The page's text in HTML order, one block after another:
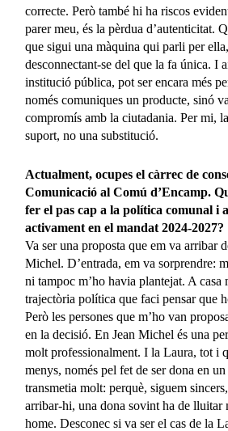
correcte. Però també hi ha riscos
parer meu, és la pèrdua d’autenticitat.
que sigui una màquina qui parli per
desconnectant-se del que la fa única. I
institució pública, pot ser encara més
només comuniques un producte, sinó
compromís amb la ciutadania. Per mi,
suport, no una substitució.
Actualment, ocupesel càrrec de
Comunicació al Comú d’Encamp.
fer el pas cap a la política comunal i
activament en el mandat 2024-2027?
Va ser una proposta que em va arribar
Michel. D’entrada, em va sorprendre:
ni tampoc m’ho havia plantejat. A casa
trajectòria política que faci pensar que
Però les persones que m’ho van
en la decisió. En Jean Michel és una
molt professionalment. I la Laura, tot i
menys, només pel fet de ser dona en
transmetia molt: perquè, siguem
arribar-hi, una dona sovint ha de lluitar
home. Desconec si va ser el cas de la